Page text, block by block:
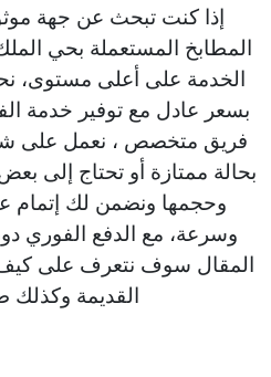
إذا كنت تبحث عن جهة
المطابخ المستعملة بحي
الخدمة على أعلى مستوى،
بسعر عادل مع توفير خدمة
فريق متخصص ، نعمل على
بحالة ممتازة أو تحتاج إلى
وحجمها ونضمن لك إتمام
وسرعة، مع الدفع الفوري
المقال سوف نتعرف على كيف
القديمة وكذلك